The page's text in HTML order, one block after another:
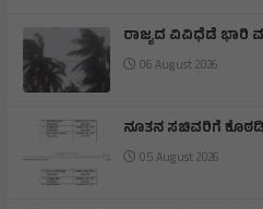
ರಾಜ್ಯದ ವಿವಿಧೆಡೆ ಭಾರಿ
06 August 2026
ನೂತನ ಸಚಿವರಿಗೆ
05 August 2026